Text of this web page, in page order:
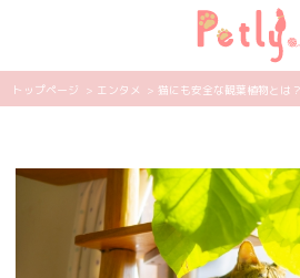
猫の特集
ペット用
トップページ > エンタメ > 猫にも安全な観葉植物とは